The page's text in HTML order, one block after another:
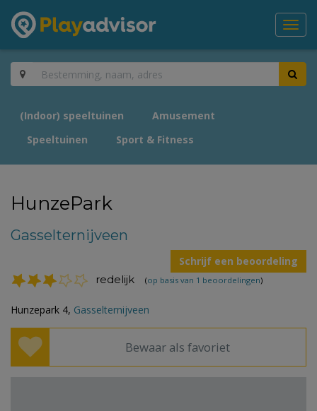
(Indoor) speeltuinen
Amusement
Speeltuinen
Sport & Fitness
HunzePark
Gasselternijveen
Schrijf een beoordeling
redelijk (op basis van 1 beoordelingen)
Hunzepark 4, Gasselternijveen
Bewaar als favoriet